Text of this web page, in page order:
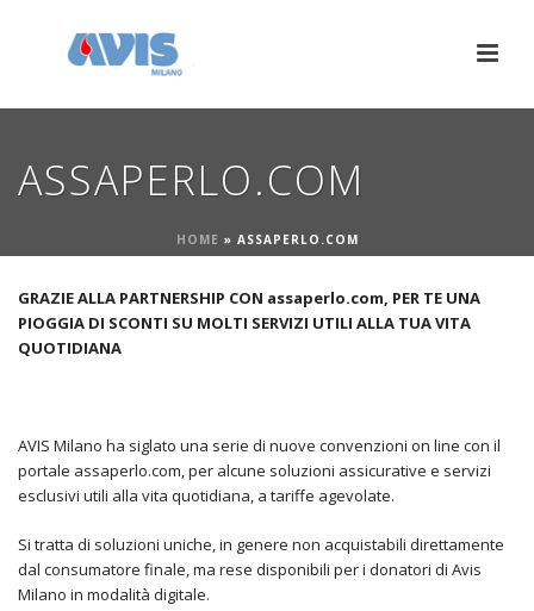
ASSAPERLO.COM
HOME » ASSAPERLO.COM
GRAZIE ALLA PARTNERSHIP CON assaperlo.com, PER TE UNA
PIOGGIA DI SCONTI SU MOLTI SERVIZI UTILI ALLA TUA VITA
QUOTIDIANA
AVIS Milano ha siglato una serie di nuove convenzioni on line con il
portale assaperlo.com, per alcune soluzioni assicurative e servizi
esclusivi utili alla vita quotidiana, a tariffe agevolate.
Si tratta di soluzioni uniche, in genere non acquistabili direttamente
dal consumatore finale, ma rese disponibili per i donatori di Avis
Milano in modalità digitale.